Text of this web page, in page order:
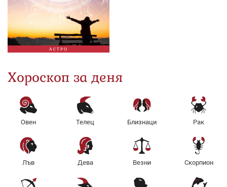
АСТРО
Хороскоп за деня
Овен Телец Близнаци Рак
Лъв Дева Везни Скорпион